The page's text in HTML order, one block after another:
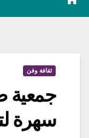
ثقافة وفن
جمعية
سهرة